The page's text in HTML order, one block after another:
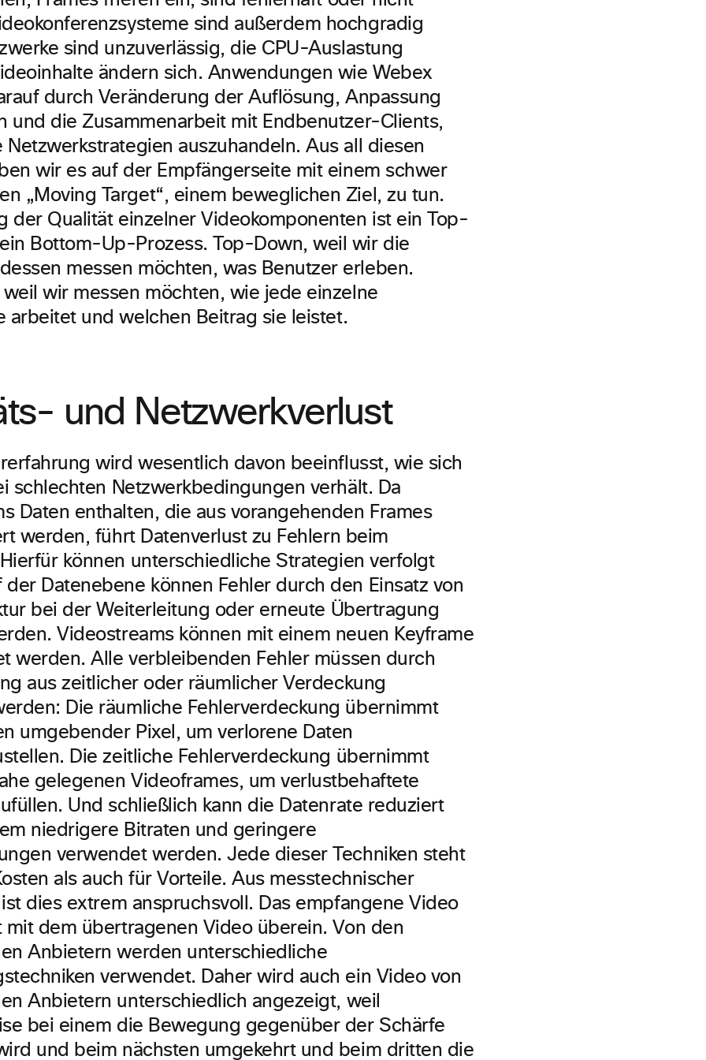
sind außerdem hochgradig
sind unzuverlässig, die CPU-Auslastung
ändern sich. Anwendungen wie Webex
durch Veränderung der Auflösung, Anpassung
und die Zusammenarbeit mit Endbenutzer-Clients,
Netzwerkstrategien auszuhandeln. Aus all diesen
wir es auf der Empfängerseite mit einem schwer
„Moving Target“, einem beweglichen Ziel, zu tun.
der Qualität einzelner Videokomponenten ist ein Top-
Bottom-Up-Prozess. Top-Down, weil wir die
messen möchten, was Benutzer erleben.
wir messen möchten, wie jede einzelne
arbeitet und welchen Beitrag sie leistet.
und Netzwerkverlust
wird wesentlich davon beeinflusst, wie sich
schlechten Netzwerkbedingungen verhält. Da
Daten enthalten, die aus vorangehenden Frames
werden, führt Datenverlust zu Fehlern beim
können unterschiedliche Strategien verfolgt
Datenebene können Fehler durch den Einsatz von
bei der Weiterleitung oder erneute Übertragung
Videostreams können mit einem neuen Keyframe
werden. Alle verbleibenden Fehler müssen durch
aus zeitlicher oder räumlicher Verdeckung
Die räumliche Fehlerverdeckung übernimmt
umgebender Pixel, um verlorene Daten
Die zeitliche Fehlerverdeckung übernimmt
gelegenen Videoframes, um verlustbehaftete
Und schließlich kann die Datenrate reduziert
niedrigere Bitraten und geringere
verwendet werden. Jede dieser Techniken steht
als auch für Vorteile. Aus messtechnischer
dies extrem anspruchsvoll. Das empfangene Video
mit dem übertragenen Video überein. Von den
Anbietern werden unterschiedliche
verwendet. Daher wird auch ein Video von
Anbietern unterschiedlich angezeigt, weil
bei einem die Bewegung gegenüber der Schärfe
und beim nächsten umgekehrt und beim dritten die